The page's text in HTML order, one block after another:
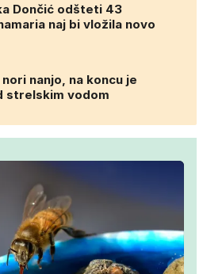
Dončić odšteti 43
naj bi vložila novo
nanjo, na koncu je
strelskim vodom